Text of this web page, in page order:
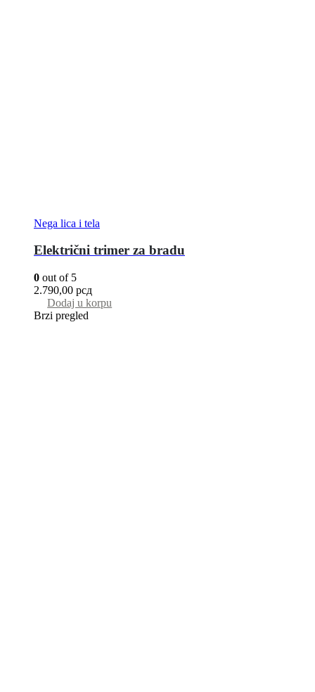
Nega lica i tela
Električni trimer za bradu
0 out of 5
2.790,00 рсд
Dodaj u korpu
Brzi pregled